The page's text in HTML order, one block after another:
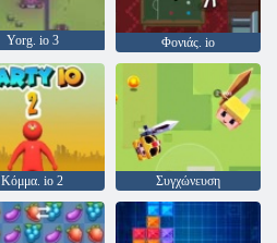
Yorg. io 3 Φονιάς. io
Κόμμα. io 2 Συγχώνευση